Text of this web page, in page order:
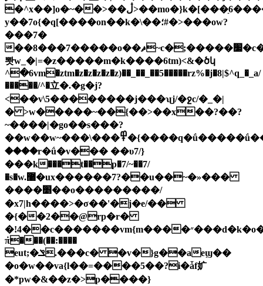
�^x��]o�~��>��ڷ>��mo�}k�[���ַ6����o-
y��7o{�ԛ[����on��k�\��؛#�>���ow?
���7�
��8���7�����o��ޘ~c�;�����׷�c��^���\���կ���%���>���
뽯w_�|=�z�����m�k����6tm)<&�ծկ
^�6vm�ztm�z�z�z�z�z)��_��_��5�����rz%�j�8|$^q_�_a/
�����/^�立�.�g�j?
<��v\5��������j���ʯj/�ջc/�_�|
� >w�����~��{��>��x��?��?
~����|�go��s���?
��w��w~���\���߾�{����q�ǘ�����ǘ�����ۗ���/
����r�ǘ�v��� ��υ7/}
���k���t��p�7/~��7/
�s�w.޸�ux������7?��u��~�»���
����׵��o���������/
�x7|h����>�σ��'�j�e/��
�{��2��@rp�r�
�!4��c�������vm{m����״���d�k�o���k���~�m��
݁π���(��:����
eut;�ݏ.���c� �v�}g��aeϣ��
�o�w��va{l��=����5��?i�ǡf㚧
�*pw�&��z�>p����}